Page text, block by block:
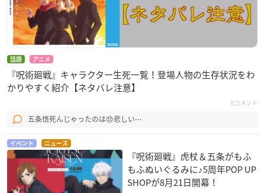
話題 アニメ
『呪術廻戦』キャラクター生死一覧！登場人物の生存状況をわ
かりやすく紹介【ネタバレ注意】
6コメント
五条悟死んじゃったのは😞悲しい⋯
イベント ニュース
『呪術廻戦』虎杖＆五条がもふ
もふぬいぐるみに♪5周年POP UP
SHOPが8月21日開幕！